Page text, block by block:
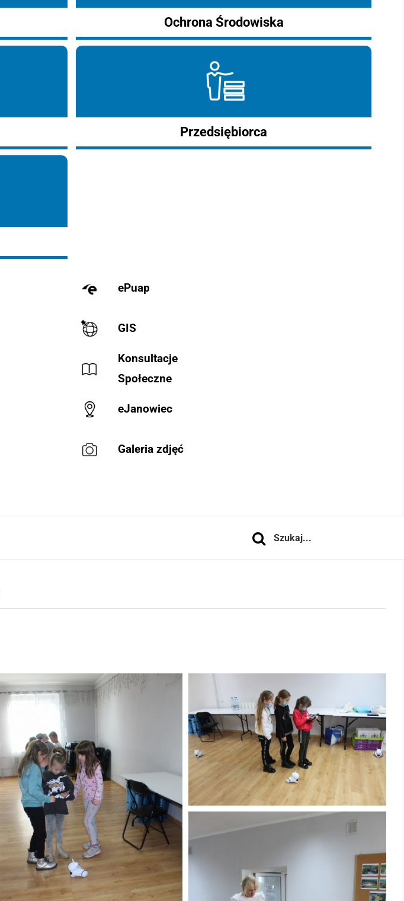
Ochrona Środowiska
Przedsiębiorca
ePuap
GIS
Konsultacje
Społeczne
eJanowiec
Galeria zdjęć
Szukaj